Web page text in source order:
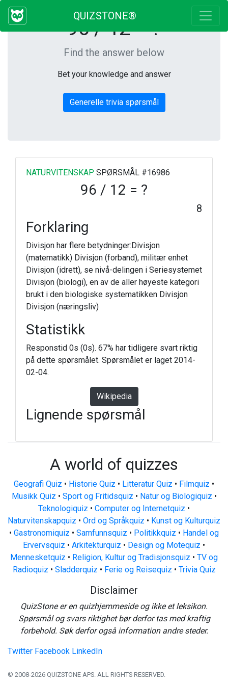
QUIZSTONE®
96 / 12 = ?
Find the answer below
Bet your knowledge and answer
Generelle trivia spørsmål
NATURVITENSKAP SPØRSMÅL #16986
96 / 12 = ?
8
Forklaring
Divisjon har flere betydninger:Divisjon
(matematikk) Divisjon (forband), militær enhet
Divisjon (idrett), se nivå-delingen i Seriesystemet
Divisjon (biologi), en av de aller høyeste kategori
brukt i den biologiske systematikken Divisjon
Divisjon (næringsliv)
Statistikk
Responstid 0s (0s). 67% har tidligere svart riktig
på dette spørsmålet. Spørsmålet er laget 2014-
02-04.
Wikipedia
Lignende spørsmål
A world of quizzes
Geografi Quiz • Historie Quiz • Litteratur Quiz • Filmquiz •
Musikk Quiz • Sport og Fritidsquiz • Natur og Biologiquiz •
Teknologiquiz • Computer og Internetquiz •
Naturvitenskapquiz • Ord og Språkquiz • Kunst og Kulturquiz
• Gastronomiquiz • Samfunnsquiz • Politikkquiz • Handel og
Ervervsquiz • Arkitekturquiz • Design og Motequiz •
Mennesketquiz • Religion, Kultur og Tradisjonsquiz • TV og
Radioquiz • Sladderquiz • Ferie og Reisequiz • Trivia Quiz
Disclaimer
QuizStone er en quizhjemmeside og ikke et leksikon.
Spørsmål og svars riktighet bør derfor tas med kraftig
forbehold. Søk derfor også information andre steder.
Twitter Facebook LinkedIn
© 2008-2026 QUIZSTONE APS. ALL RIGHTS RESERVED.